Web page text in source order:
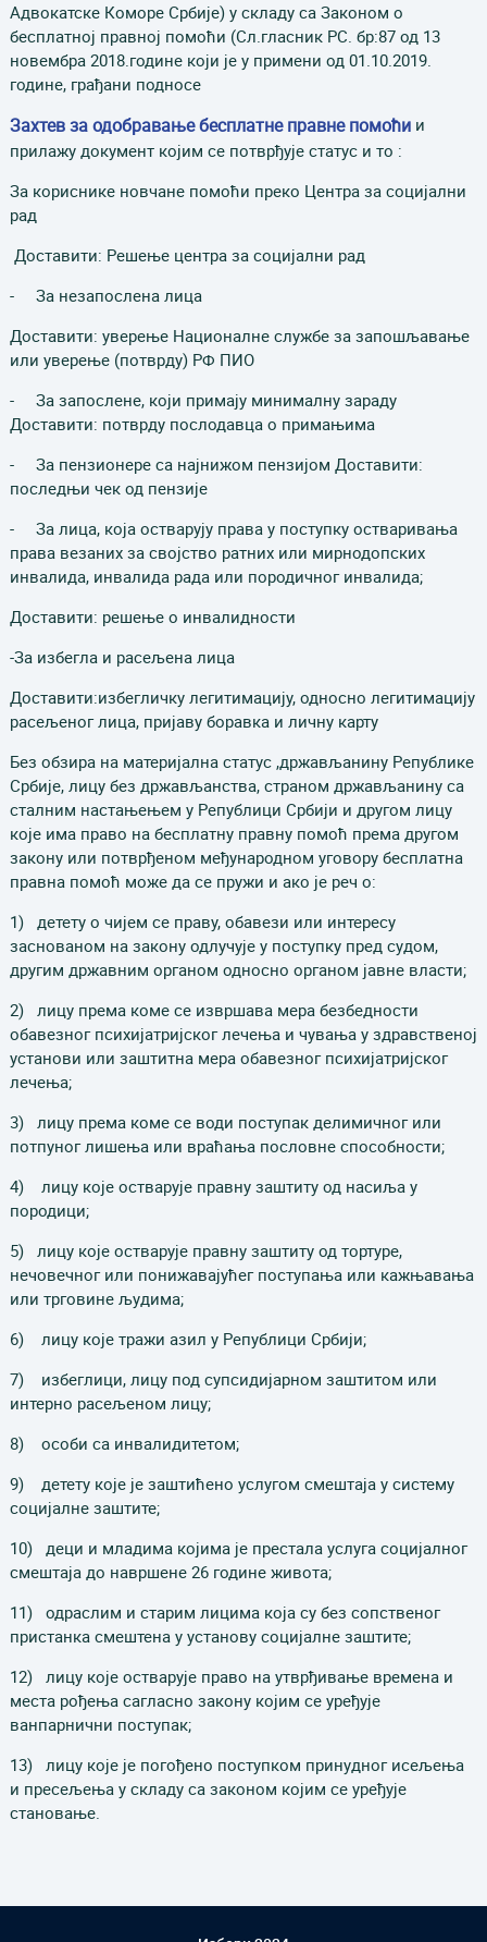
Адвокатске Коморе Србије) у складу са Законом о
бесплатној правној помоћи (Сл.гласник РС. бр:87 од 13
новембра 2018.године који је у примени од 01.10.2019.
године, грађани подносе
Захтев за одобравање бесплатне правне помоћии
прилажу документ којим се потврђује статус и то :
За кориснике новчане помоћи преко Центра за социјални
рад
Доставити: Решење центра за социјални рад
- За незапослена лица
Доставити: уверење Националне службе за запошљавање
или уверење (потврду) РФ ПИО
- За запослене, који примају минималну зараду
Доставити: потврду послодавца о примањима
- За пензионере са најнижом пензијом Доставити:
последњи чек од пензије
- За лица, која остварују права у поступку остваривања
права везаних за својство ратних или мирнодопских
инвалида, инвалида рада или породичног инвалида;
Доставити: решење о инвалидности
-За избегла и расељена лица
Доставити:избегличку легитимацију, односно легитимацију
расељеног лица, пријаву боравка и личну карту
Без обзира на материјална статус ,држављанину Републике
Србије, лицу без држављанства, страном држављанину са
сталним настањењем у Републици Србији и другом лицу
које има право на бесплатну правну помоћ према другом
закону или потврђеном међународном уговору бесплатна
правна помоћ може да се пружи и ако је реч о:
1) детету о чијем се праву, обавези или интересу
заснованом на закону одлучује у поступку пред судом,
другим државним органом односно органом јавне власти;
2) лицу према коме се извршава мера безбедности
обавезног психијатријског лечења и чувања у здравственој
установи или заштитна мера обавезног психијатријског
лечења;
3) лицу према коме се води поступак делимичног или
потпуног лишења или враћања пословне способности;
4) лицу које остварује правну заштиту од насиља у
породици;
5) лицу које остварује правну заштиту од тортуре,
нечовечног или понижавајућег поступања или кажњавања
или трговине људима;
6) лицу које тражи азил у Републици Србији;
7) избеглици, лицу под супсидијарном заштитом или
интерно расељеном лицу;
8) особи са инвалидитетом;
9) детету које је заштићено услугом смештаја у систему
социјалне заштите;
10) деци и младима којима је престала услуга социјалног
смештаја до навршене 26 године живота;
11) одраслим и старим лицима која су без сопственог
пристанка смештена у установу социјалне заштите;
12) лицу које остварује право на утврђивање времена и
места рођења сагласно закону којим се уређује
ванпарнични поступак;
13) лицу које је погођено поступком принудног исељења
и пресељења у складу са законом којим се уређује
становање.